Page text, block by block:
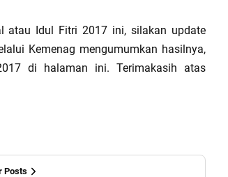
atau Idul Fitri 2017 ini, silakan update
Kemenag mengumumkan hasilnya,
di halaman ini. Terimakasih atas
Posts